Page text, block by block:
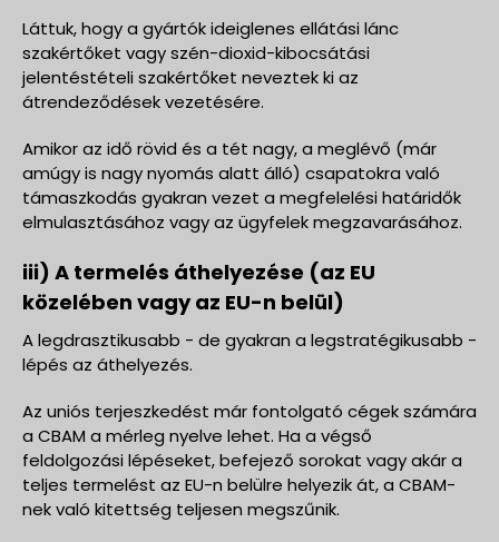
Láttuk, hogy a gyártók ideiglenes ellátási lánc
szakértőket vagy szén-dioxid-kibocsátási
jelentéstételi szakértőket neveztek ki az
átrendeződések vezetésére.
Amikor az idő rövid és a tét nagy, a meglévő (már
amúgy is nagy nyomás alatt álló) csapatokra való
támaszkodás gyakran vezet a megfelelési határidők
elmulasztásához vagy az ügyfelek megzavarásához.
iii) A termelés áthelyezése (az EU
közelében vagy az EU-n belül)
A legdrasztikusabb - de gyakran a legstratégikusabb -
lépés az áthelyezés.
Az uniós terjeszkedést már fontolgató cégek számára
a CBAM a mérleg nyelve lehet. Ha a végső
feldolgozási lépéseket, befejező sorokat vagy akár a
teljes termelést az EU-n belülre helyezik át, a CBAM-
nek való kitettség teljesen megszűnik.